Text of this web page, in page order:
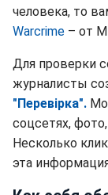
человека, то
Warcrime – от
Для проверки
журналисты
"Перевірка".
соцсетях,
Несколько
эта